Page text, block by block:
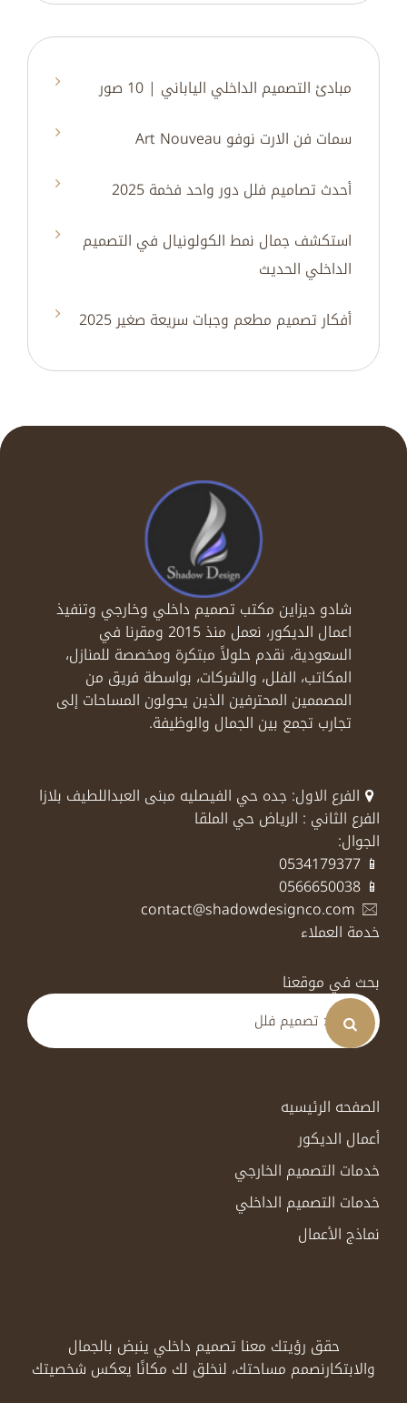
مبادئ التصميم الداخلي الياباني | 10 صور
سمات فن الارت نوفو Art Nouveau
أحدث تصاميم فلل دور واحد فخمة 2025
استكشف جمال نمط الكولونيال في التصميم
الداخلي الحديث
أفكار تصميم مطعم وجبات سريعة صغير 2025
شادو ديزاين مكتب تصميم داخلي وخارجي وتنفيذ
اعمال الديكور، نعمل منذ 2015 ومقرنا في
السعودية، نقدم حلولاً مبتكرة ومخصصة للمنازل،
المكاتب، الفلل، والشركات، بواسطة فريق من
المصممين المحترفين الذين يحولون المساحات إلى
تجارب تجمع بين الجمال والوظيفة.
الفرع الاول: جده حي الفيصليه مبنى العبداللطيف بلازا
الفرع الثاني : الرياض حي الملقا
الجوال:
📱 0534179377
📱 0566650038
خدمة العملاء
بحث في موقعنا
الصفحه الرئيسيه
أعمال الديكور
خدمات التصميم الخارجي
خدمات التصميم الداخلي
نماذج الأعمال
حقق رؤيتك معنا تصميم داخلي ينبض بالجمال
والابتكارنصمم مساحتك، لنخلق لك مكانًا يعكس شخصيتك